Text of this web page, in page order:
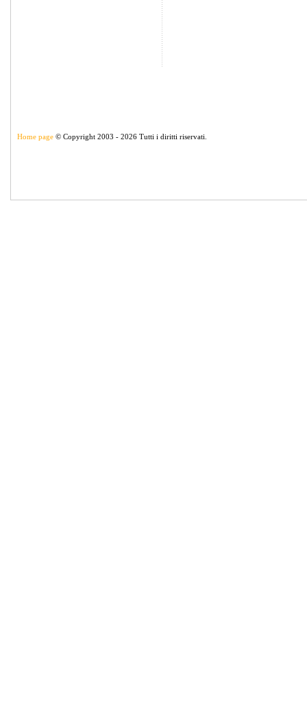
Home page © Copyright 2003 - 2026 Tutti i diritti riservati.